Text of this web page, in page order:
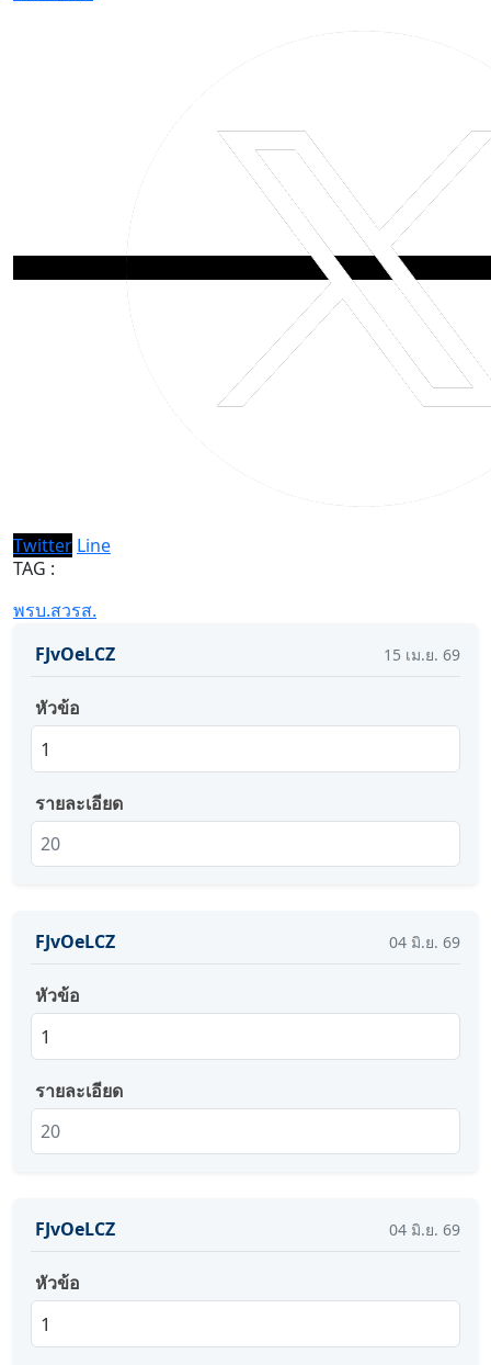
Twitter Line
TAG :
พรบ.สวรส.
FJvOeLCZ
15 เม.ย. 69
หัวข้อ
1
รายละเอียด
20
FJvOeLCZ 04 มิ.ย. 69
หัวข้อ
1
รายละเอียด
20
FJvOeLCZ 04 มิ.ย. 69
หัวข้อ
1